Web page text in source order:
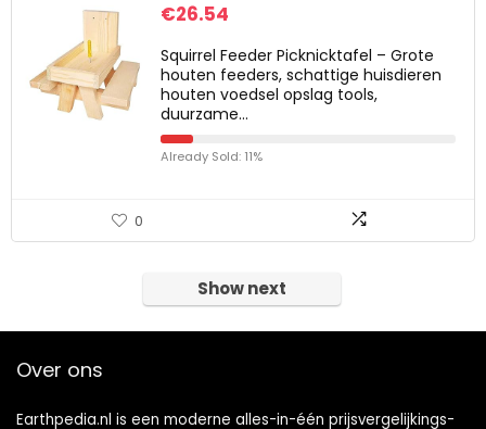
€26.54
Squirrel Feeder Picknicktafel – Grote
houten feeders, schattige huisdieren
houten voedsel opslag tools,
duurzame…
Already Sold: 11%
0
Show next
Over ons
Earthpedia.nl is een moderne alles-in-één prijsvergelijkings-